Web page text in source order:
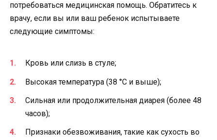
потребоваться медицинская помощь. Обратитесь к
врачу, если вы или ваш ребенок испытываете
следующие симптомы:
Кровь или слизь в стуле;
Высокая температура (38 °C и выше);
Сильная или продолжительная диарея (более 48
часов);
Признаки обезвоживания, такие как сухость во